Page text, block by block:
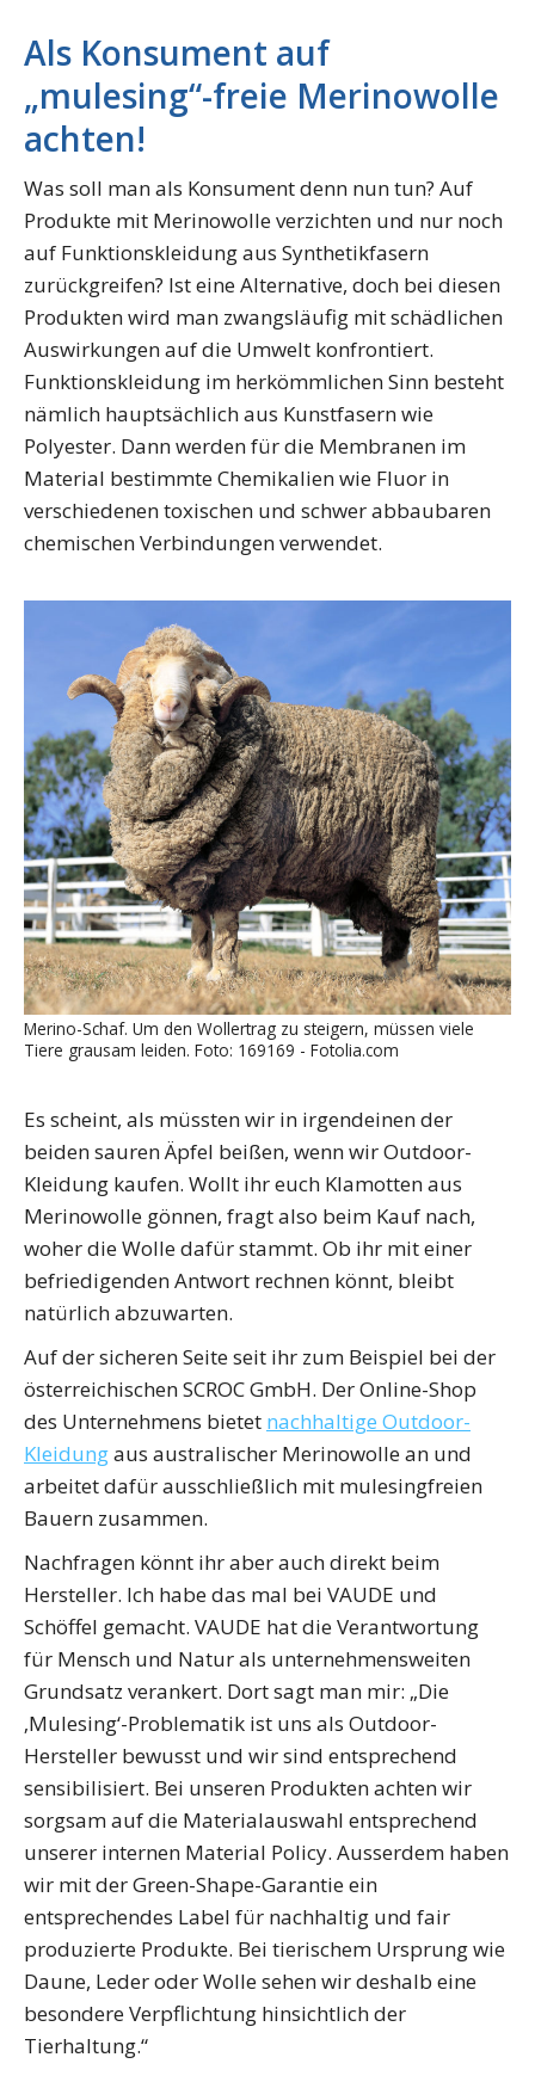
Als Konsument auf
„mulesing“-freie Merinowolle
achten!
Was soll man als Konsument denn nun tun? Auf
Produkte mit Merinowolle verzichten und nur noch
auf Funktionskleidung aus Synthetikfasern
zurückgreifen? Ist eine Alternative, doch bei diesen
Produkten wird man zwangsläufig mit schädlichen
Auswirkungen auf die Umwelt konfrontiert.
Funktionskleidung im herkömmlichen Sinn besteht
nämlich hauptsächlich aus Kunstfasern wie
Polyester. Dann werden für die Membranen im
Material bestimmte Chemikalien wie Fluor in
verschiedenen toxischen und schwer abbaubaren
chemischen Verbindungen verwendet.
Merino-Schaf. Um den Wollertrag zu steigern, müssen viele
Tiere grausam leiden. Foto: 169169 - Fotolia.com
Es scheint, als müssten wir in irgendeinen der
beiden sauren Äpfel beißen, wenn wir Outdoor-
Kleidung kaufen. Wollt ihr euch Klamotten aus
Merinowolle gönnen, fragt also beim Kauf nach,
woher die Wolle dafür stammt. Ob ihr mit einer
befriedigenden Antwort rechnen könnt, bleibt
natürlich abzuwarten.
Auf der sicheren Seite seit ihr zum Beispiel bei der
österreichischen SCROC GmbH. Der Online-Shop
des Unternehmens bietet nachhaltige Outdoor-
Kleidungaus australischer Merinowolle an und
arbeitet dafür ausschließlich mit mulesingfreien
Bauern zusammen.
Nachfragen könnt ihr aber auch direkt beim
Hersteller. Ich habe das mal bei VAUDE und
Schöffel gemacht. VAUDE hat die Verantwortung
für Mensch und Natur als unternehmensweiten
Grundsatz verankert. Dort sagt man mir: „Die
‚Mulesing‘-Problematik ist uns als Outdoor-
Hersteller bewusst und wir sind entsprechend
sensibilisiert. Bei unseren Produkten achten wir
sorgsam auf die Materialauswahl entsprechend
unserer internen Material Policy. Ausserdem haben
wir mit der Green-Shape-Garantie ein
entsprechendes Label für nachhaltig und fair
produzierte Produkte. Bei tierischem Ursprung wie
Daune, Leder oder Wolle sehen wir deshalb eine
besondere Verpflichtung hinsichtlich der
Tierhaltung.“